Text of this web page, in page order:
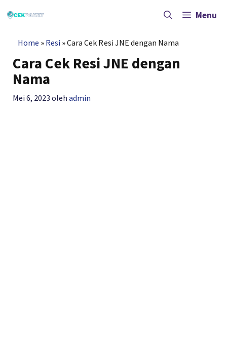
ke
Menu
Home » Resi »Cara Cek Resi JNE dengan Nama
Cara Cek Resi JNE dengan
Nama
Mei 6, 2023 olehadmin